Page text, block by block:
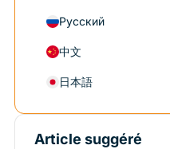
Русский
中文
日本語
Article suggéré